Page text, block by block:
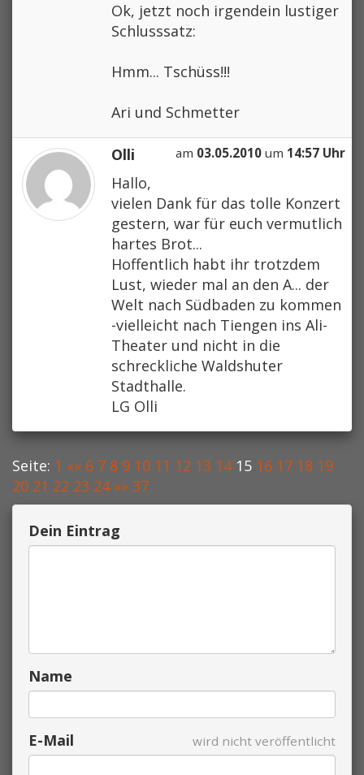
Ok, jetzt noch irgendein lustiger
Schlusssatz:
Hmm... Tschüss!!!
Ari und Schmetter
Olli am 03.05.2010 um 14:57 Uhr
Hallo,
vielen Dank für das tolle Konzert
gestern, war für euch vermutlich
hartes Brot...
Hoffentlich habt ihr trotzdem
Lust, wieder mal an den A... der
Welt nach Südbaden zu kommen
-vielleicht nach Tiengen ins Ali-
Theater und nicht in die
schreckliche Waldshuter
Stadthalle.
LG Olli
Seite: 1 «« 6 7 8 9 10 11 12 13 1415 16 17 18 19
20 21 22 23 24 »» 37
Dein Eintrag
Name
E-Mail wird nicht veröffentlicht